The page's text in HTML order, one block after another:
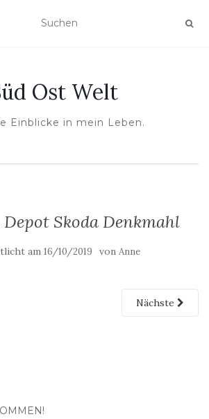
Ost Welt
Einblicke in mein Leben.
Skoda Denkmahl
am 16/10/2019 von Anne
Nächste